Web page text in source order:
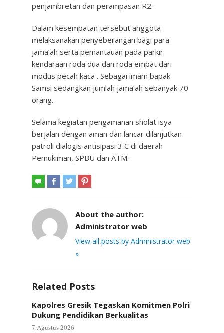
penjambretan dan perampasan R2.
Dalam kesempatan tersebut anggota
melaksanakan penyeberangan bagi para
jama’ah serta pemantauan pada parkir
kendaraan roda dua dan roda empat dari
modus pecah kaca . Sebagai imam bapak
Samsi sedangkan jumlah jama’ah sebanyak 70
orang.
Selama kegiatan pengamanan sholat isya
berjalan dengan aman dan lancar dilanjutkan
patroli dialogis antisipasi 3 C di daerah
Pemukiman, SPBU dan ATM.
About the author:
Administrator web
View all posts by Administrator web
»
Related Posts
Kapolres Gresik Tegaskan Komitmen Polri
Dukung Pendidikan Berkualitas
7 Agustus 2026